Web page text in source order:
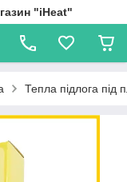
"iHeat"
Тепла підлога під